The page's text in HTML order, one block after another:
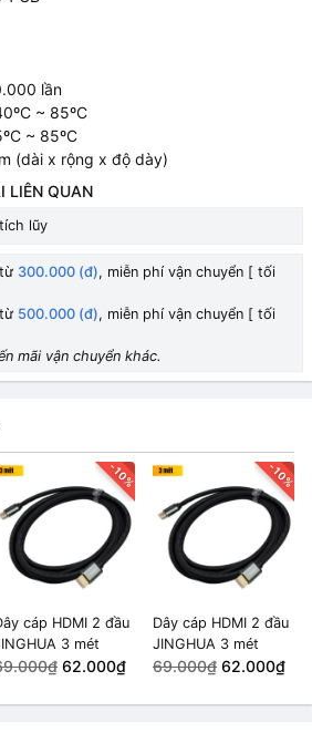
lần
~ 85ºC
~ 85ºC
(dài x rộng x độ dày)
LIÊN QUAN
lũy
300.000 (đ), miễn phí vận chuyển [ tối
500.000 (đ), miễn phí vận chuyển [ tối
mãi vận chuyển khác.
-10%
cáp HDMI 2 đầu
3 mét
62.000₫
-10%
Dây cáp HDMI 2 đầu
JINGHUA 3 mét
69.000₫ 62.000₫